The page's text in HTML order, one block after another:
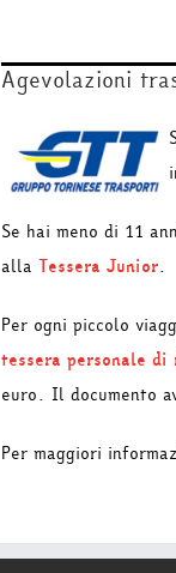
Agevolazioni
Se hai meno di 11
alla Tessera Junior.
Per ogni piccolo
tessera personale di
euro. Il documento
Per maggiori